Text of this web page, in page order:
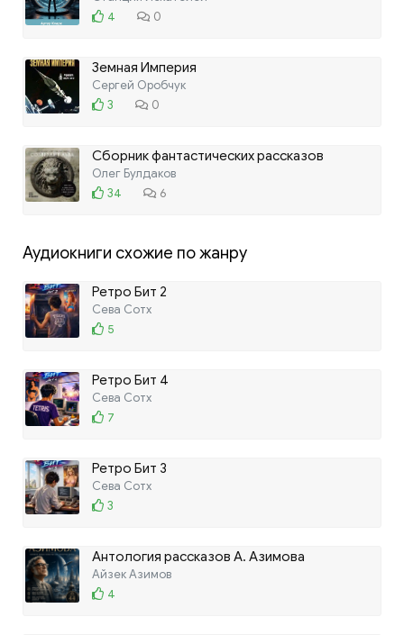
4
0
Земная Империя
Сергей Оробчук
3
0
Сборник фантастических рассказов
Олег Булдаков
34
6
Аудиокниги схожие по жанру
Ретро Бит 2
Сева Сотх
5
Ретро Бит 4
Сева Сотх
7
Ретро Бит 3
Сева Сотх
3
Антология рассказов А. Азимова
Айзек Азимов
4